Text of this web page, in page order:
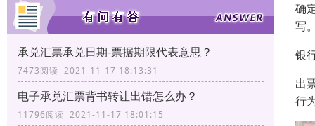
承兑汇票承兑日期-票据期限代表意思？
7473阅读 2021-11-17 18:13:31
电子承兑汇票背书转让出错怎么办？
11796阅读 2021-11-17 18:01:15
确
写
银
出
行